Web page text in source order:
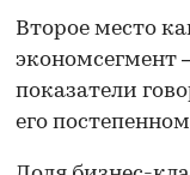
Второе место
экономсегмент
показатели
его